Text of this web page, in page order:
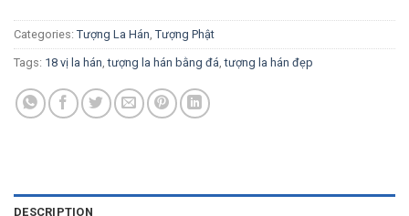
Categories: Tượng La Hán, Tượng Phật
Tags: 18 vị la hán,tượng la hán bằng đá,tượng la hán đẹp
DESCRIPTION